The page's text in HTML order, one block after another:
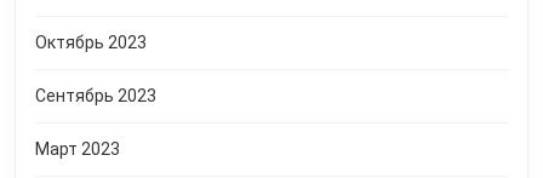
Октябрь 2023
Сентябрь 2023
Март 2023